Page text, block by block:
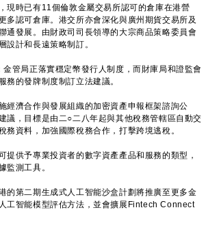
時已有11個倫敦金屬交易所認可的倉庫在港營
多認可倉庫。港交所亦會深化與廣州期貨交易所及
通發展。由財政司司長領導的大宗商品策略委員會
設計和長遠策略制訂。
金管局正落實穩定幣發行人制度，而財庫局和證監會
務的發牌制度制訂立法建議。
濟合作與發展組織的加密資產申報框架諮詢公
議，目標是由二○二八年起與其他稅務管轄區自動交
務資料，加強國際稅務合作，打擊跨境逃稅。
供予專業投資者的數字資產產品和服務的類型，
監測工具。
第二期生成式人工智能沙盒計劃將推廣至更多金
工智能模型評估方法，並會擴展Fintech Connect